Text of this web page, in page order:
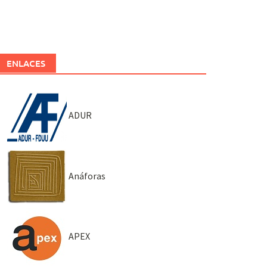
ENLACES
ADUR
Anáforas
APEX